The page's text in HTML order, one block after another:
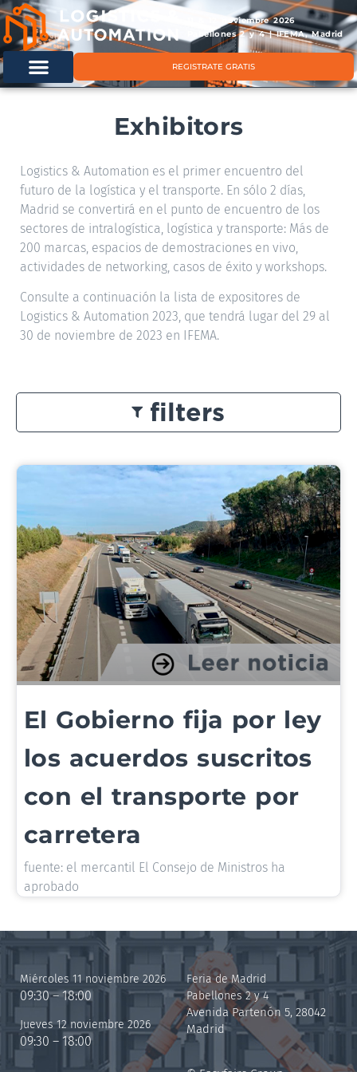
11 & 12 noviembre 2026
Pabellones 2 y 4 | IFEMA, Madrid
REGISTRATE GRATIS
Exhibitors
Logistics & Automation es el primer encuentro del
futuro de la logística y el transporte. En sólo 2 días,
Madrid se convertirá en el punto de encuentro de los
sectores de intralogística, logística y transporte: Más de
200 marcas, espacios de demostraciones en vivo,
actividades de networking, casos de éxito y workshops.
Consulte a continuación la lista de expositores de
Logistics & Automation 2023, que tendrá lugar del 29 al
30 de noviembre de 2023 en IFEMA.
filters
El Gobierno fija por ley
los acuerdos suscritos
con el transporte por
carretera
fuente: el mercantil El Consejo de Ministros ha
aprobado
Miércoles 11 noviembre 2026
09:30 – 18:00
Jueves 12 noviembre 2026
09:30 – 18:00
Feria de Madrid
Pabellones 2 y 4
Avenida Partenón 5, 28042
Madrid